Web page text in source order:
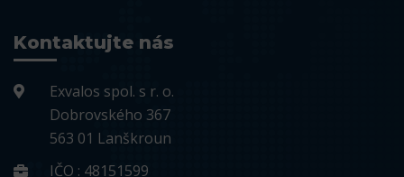
Kontaktujte nás
Exvalos spol. s r. o.
Dobrovského 367
563 01 Lanškroun
IČO : 48151599